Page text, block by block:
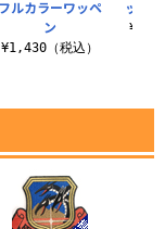
フルカラーワッペ
ン
¥1,430（税込）
ッチ